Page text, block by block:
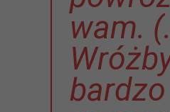
wam.
bardzo